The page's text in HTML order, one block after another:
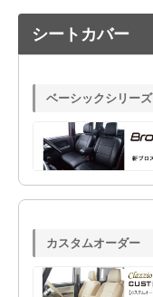
シートカバー
ベーシックシリーズ
カスタムオーダー